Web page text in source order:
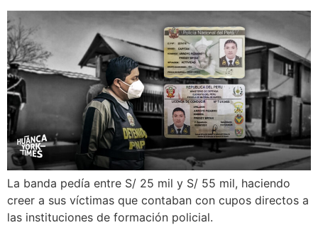
La banda pedía entre S/ 25 mil y S/ 55 mil, haciendo
creer a sus víctimas que contaban con cupos directos a
las instituciones de formación policial.